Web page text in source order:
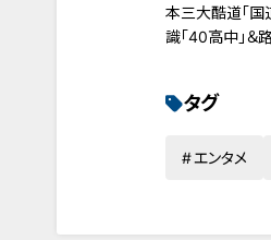
本三大酷道「
識「40高中」＆
タグ
エンタメ